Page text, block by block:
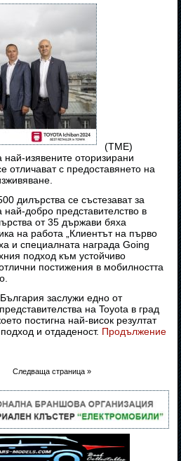
(TME)
изявените оторизирани
отличават с предоставянето на
дилърства се състезават за
добро представителство в
от 35 държави бяха
на работа „Клиентът на първо
и специалната награда Going
подход към устойчиво
постижения в мобилността
заслужи едно от
на Toyota в град
постигна най-висок резултат
и отдаденост. Продължение
Следваща страница »